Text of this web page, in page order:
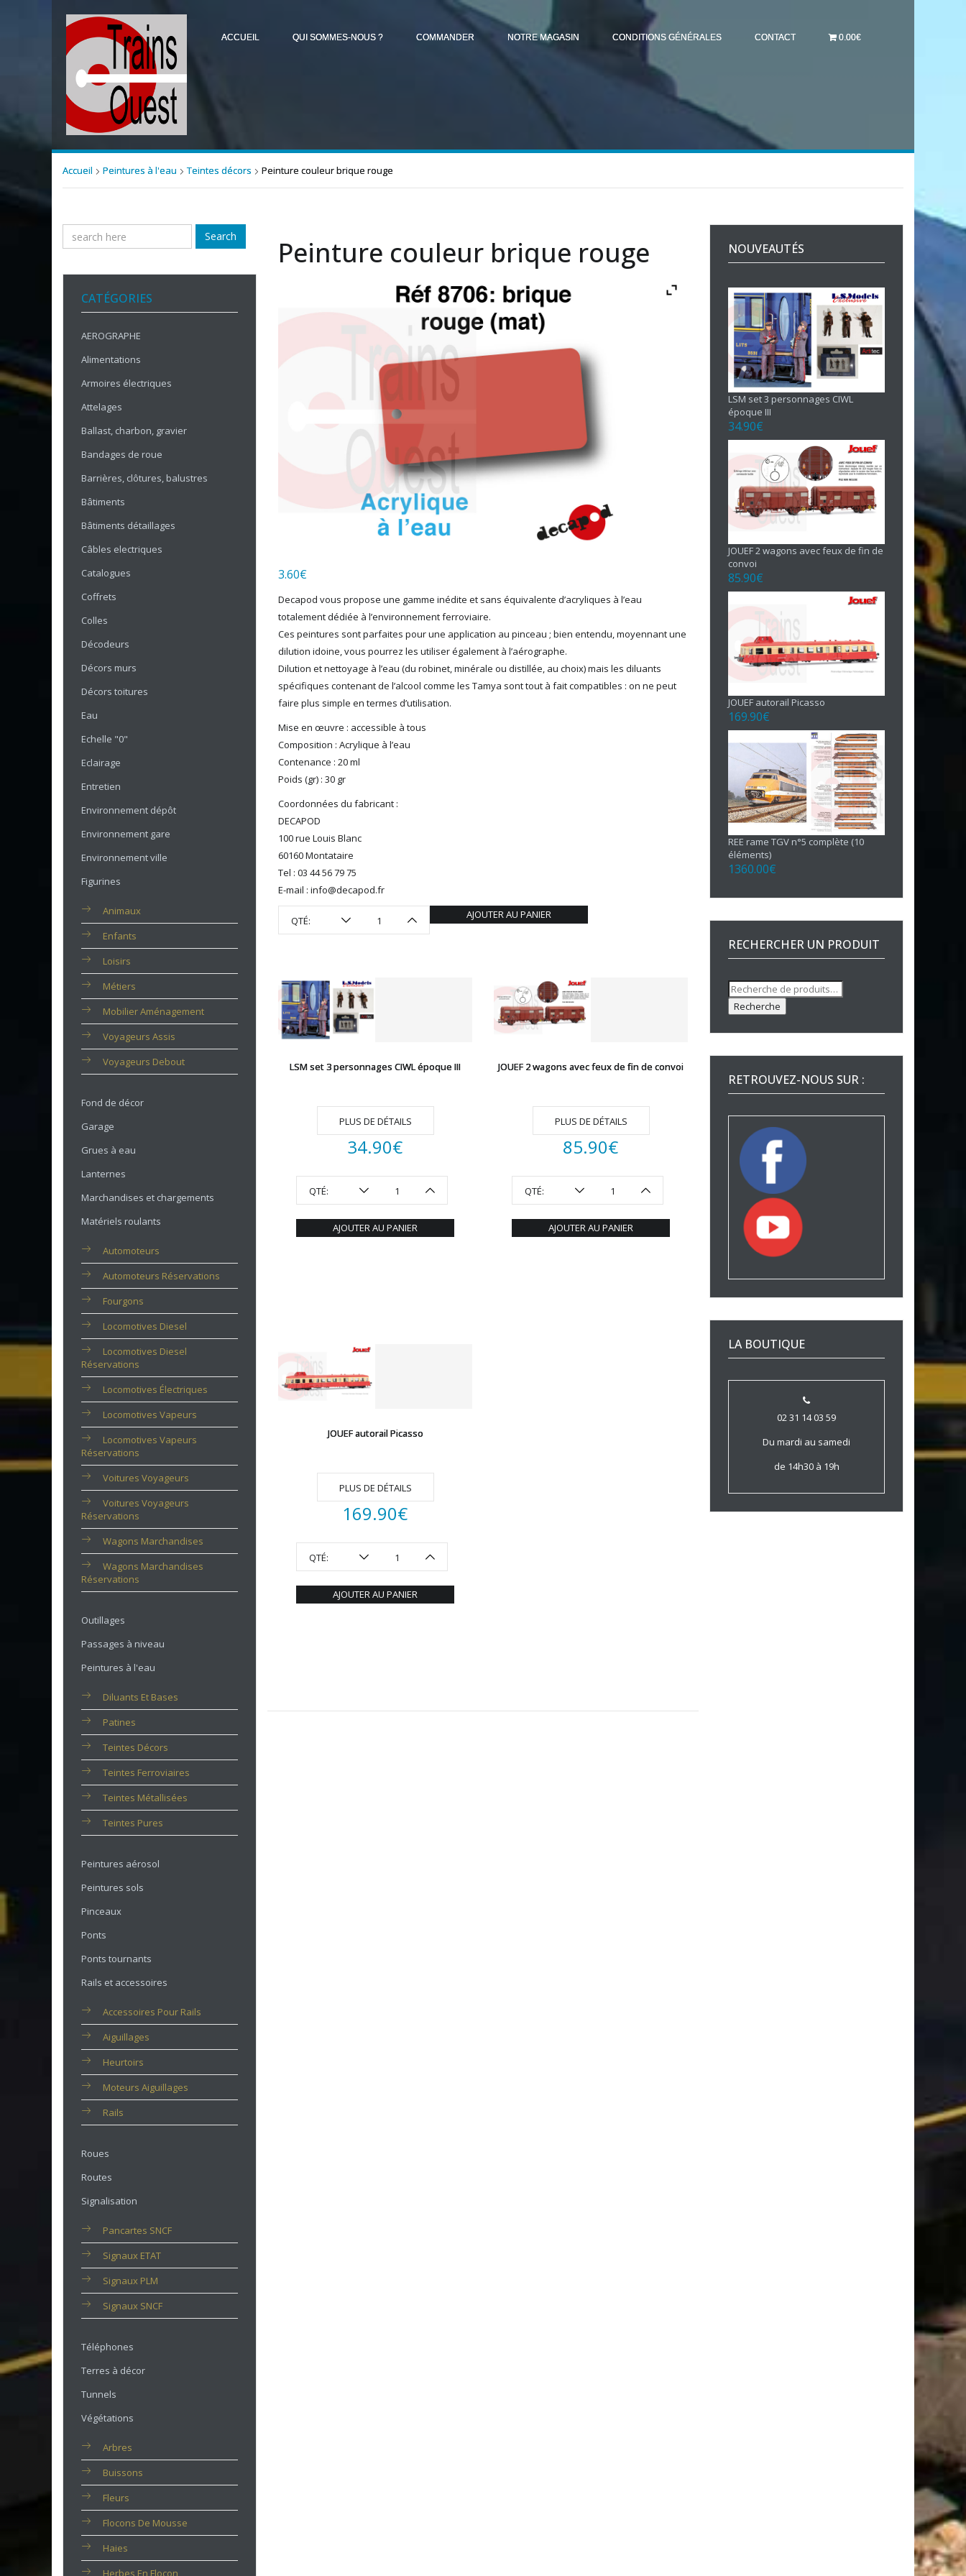
ACCUEIL QUI SOMMES-NOUS ? COMMANDER NOTRE MAGASIN CONDITIONS GÉNÉRALES CONTACT 0.00€
Accueil Peintures à l'eau Teintes décors Peinture couleur brique rouge
Search
CATÉGORIES
AEROGRAPHE
Alimentations
Armoires électriques
Attelages
Ballast, charbon, gravier
Bandages de roue
Barrières, clôtures, balustres
Bâtiments
Bâtiments détaillages
Câbles electriques
Catalogues
Coffrets
Colles
Décodeurs
Décors murs
Décors toitures
Eau
Echelle "0"
Eclairage
Entretien
Environnement dépôt
Environnement gare
Environnement ville
Figurines
Animaux
Enfants
Loisirs
Métiers
Mobilier Aménagement
Voyageurs Assis
Voyageurs Debout
Fond de décor
Garage
Grues à eau
Lanternes
Marchandises et chargements
Matériels roulants
Automoteurs
Automoteurs Réservations
Fourgons
Locomotives Diesel
Locomotives Diesel
Réservations
Locomotives Électriques
Locomotives Vapeurs
Locomotives Vapeurs
Réservations
Voitures Voyageurs
Voitures Voyageurs
Réservations
Wagons Marchandises
Wagons Marchandises
Réservations
Outillages
Passages à niveau
Peintures à l'eau
Diluants Et Bases
Patines
Teintes Décors
Teintes Ferroviaires
Teintes Métallisées
Teintes Pures
Peintures aérosol
Peintures sols
Pinceaux
Ponts
Ponts tournants
Rails et accessoires
Accessoires Pour Rails
Aiguillages
Heurtoirs
Moteurs Aiguillages
Rails
Roues
Routes
Signalisation
Pancartes SNCF
Signaux ETAT
Signaux PLM
Signaux SNCF
Téléphones
Terres à décor
Tunnels
Végétations
Arbres
Buissons
Fleurs
Flocons De Mousse
Haies
Herbes En Flocon
Peinture couleur brique rouge
3.60€
Decapod vous propose une gamme inédite et sans équivalente d’acryliques à l’eau
totalement dédiée à l’environnement ferroviaire.
Ces peintures sont parfaites pour une application au pinceau ; bien entendu, moyennant une
dilution idoine, vous pourrez les utiliser également à l’aérographe.
Dilution et nettoyage à l’eau (du robinet, minérale ou distillée, au choix) mais les diluants
spécifiques contenant de l’alcool comme les Tamya sont tout à fait compatibles : on ne peut
faire plus simple en termes d’utilisation.
Mise en œuvre : accessible à tous
Composition : Acrylique à l’eau
Contenance : 20 ml
Poids (gr) : 30 gr
Coordonnées du fabricant :
DECAPOD
100 rue Louis Blanc
60160 Montataire
Tel : 03 44 56 79 75
E-mail : info@decapod.fr
QTÉ: AJOUTER AU PANIER
LSM set 3 personnages CIWL époque III
PLUS DE DÉTAILS
34.90€
QTÉ:
AJOUTER AU PANIER
JOUEF 2 wagons avec feux de fin de convoi
PLUS DE DÉTAILS
85.90€
QTÉ:
AJOUTER AU PANIER
JOUEF autorail Picasso
PLUS DE DÉTAILS
169.90€
QTÉ:
AJOUTER AU PANIER
NOUVEAUTÉS
LSM set 3 personnages CIWL
époque III
34.90€
JOUEF 2 wagons avec feux de fin de
convoi
85.90€
JOUEF autorail Picasso
169.90€
REE rame TGV n°5 complète (10
éléments)
1360.00€
RECHERCHER UN PRODUIT
Recherche
pour :
Recherche
RETROUVEZ-NOUS SUR :
LA BOUTIQUE
02 31 14 03 59
Du mardi au samedi
de 14h30 à 19h